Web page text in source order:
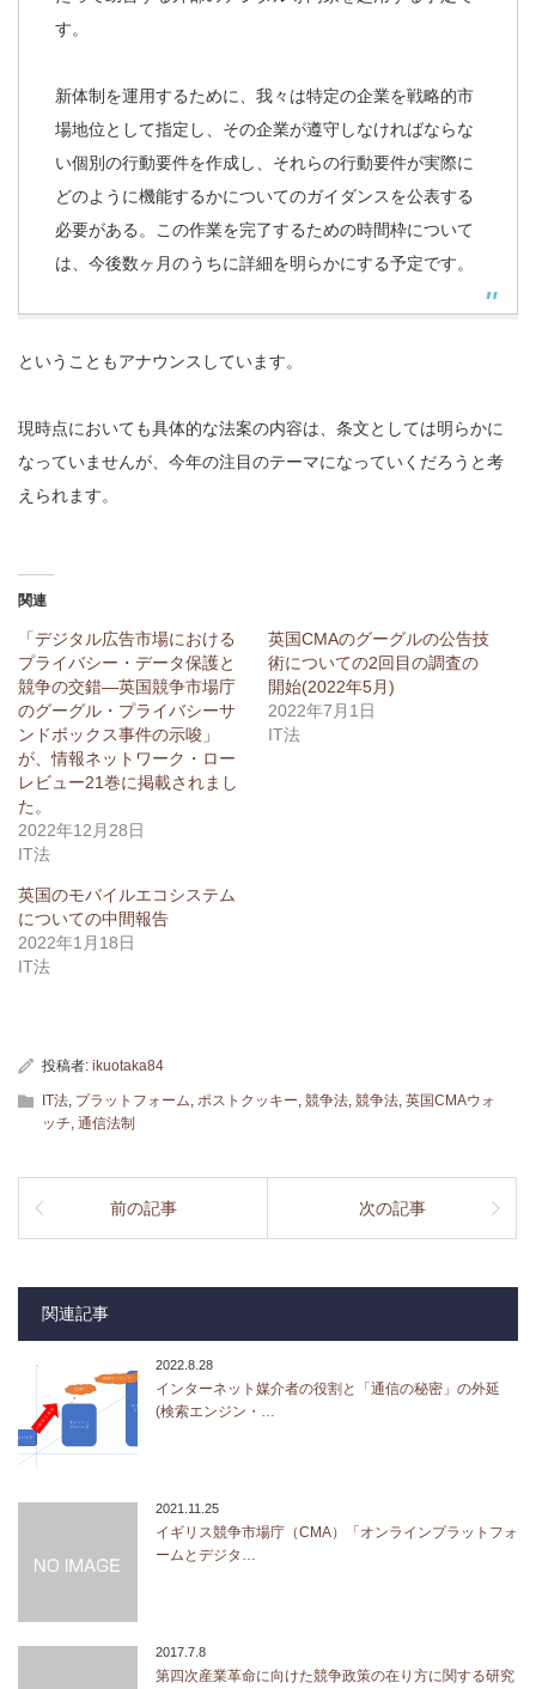
す。
新体制を運用するために、我々は特定の企業を戦略的市
場地位として指定し、その企業が遵守しなければならな
い個別の行動要件を作成し、それらの行動要件が実際に
どのように機能するかについてのガイダンスを公表する
必要がある。この作業を完了するための時間枠について
は、今後数ヶ月のうちに詳細を明らかにする予定です。
ということもアナウンスしています。
現時点においても具体的な法案の内容は、条文としては明らかに
なっていませんが、今年の注目のテーマになっていくだろうと考
えられます。
関連
「デジタル広告市場における
プライバシー・データ保護と
競争の交錯—英国競争市場庁
のグーグル・プライバシーサ
ンドボックス事件の示唆」
が、情報ネットワーク・ロー
レビュー21巻に掲載されまし
た。
2022年12月28日
IT法
英国CMAのグーグルの公告技
術についての2回目の調査の
開始(2022年5月)
2022年7月1日
IT法
英国のモバイルエコシステム
についての中間報告
2022年1月18日
IT法
投稿者: ikuotaka84
IT法, プラットフォーム, ポストクッキー, 競争法, 競争法, 英国CMAウォ
ッチ, 通信法制
前の記事 次の記事
関連記事
2022.8.28
インターネット媒介者の役割と「通信の秘密」の外延
(検索エンジン・…
2021.11.25
イギリス競争市場庁（CMA）「オンラインプラットフォ
ームとデジタ…
2017.7.8
第四次産業革命に向けた競争政策の在り方に関する研究